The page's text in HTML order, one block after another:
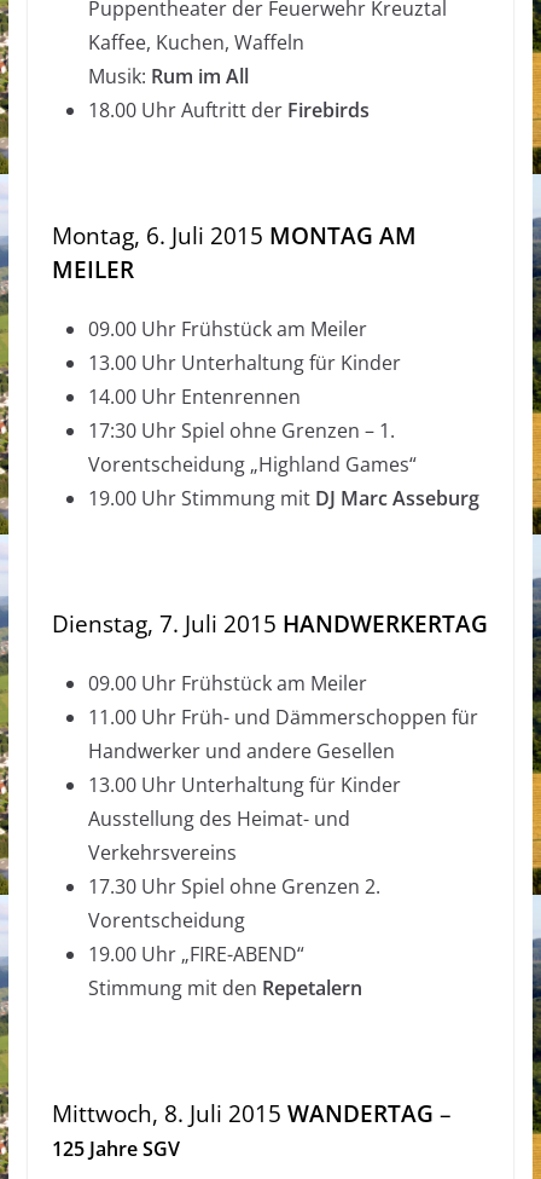
Puppentheater der Feuerwehr Kreuztal
Kaffee, Kuchen, Waffeln
Musik: Rum im All
18.00 Uhr Auftritt der Firebirds
Montag, 6. Juli 2015 MONTAG AM
MEILER
09.00 Uhr Frühstück am Meiler
13.00 Uhr Unterhaltung für Kinder
14.00 Uhr Entenrennen
17:30 Uhr Spiel ohne Grenzen – 1.
Vorentscheidung „Highland Games“
19.00 Uhr Stimmung mit DJ Marc Asseburg
Dienstag, 7. Juli 2015 HANDWERKERTAG
09.00 Uhr Frühstück am Meiler
11.00 Uhr Früh- und Dämmerschoppen für
Handwerker und andere Gesellen
13.00 Uhr Unterhaltung für Kinder
Ausstellung des Heimat- und
Verkehrsvereins
17.30 Uhr Spiel ohne Grenzen 2.
Vorentscheidung
19.00 Uhr „FIRE-ABEND“
Stimmung mit den Repetalern
Mittwoch, 8. Juli 2015 WANDERTAG –
125 Jahre SGV